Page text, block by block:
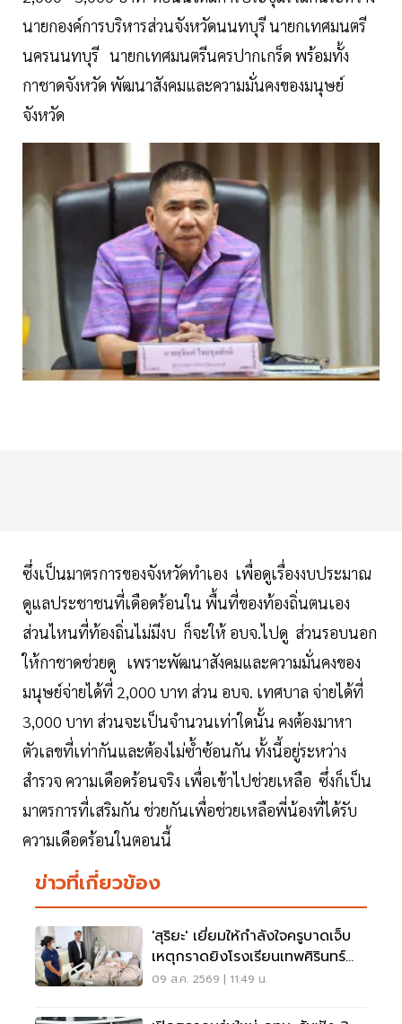
นายกองค์การบริหารส่วนจังหวัดนนทบุรี นายกเทศมนตรี
นครนนทบุรี นายกเทศมนตรีนครปากเกร็ด พร้อมทั้ง
กาชาดจังหวัด พัฒนาสังคมและความมั่นคงของมนุษย์
จังหวัด
ซึ่งเป็นมาตรการของจังหวัดทำเอง เพื่อดูเรื่องงบประมาณ
ดูแลประชาชนที่เดือดร้อนใน พื้นที่ของท้องถิ่นตนเอง
ส่วนไหนที่ท้องถิ่นไม่มีงบ ก็จะให้ อบจ.ไปดู ส่วนรอบนอก
ให้กาชาดช่วยดู เพราะพัฒนาสังคมและความมั่นคงของ
มนุษย์จ่ายได้ที่ 2,000 บาท ส่วน อบจ. เทศบาล จ่ายได้ที่
3,000 บาท ส่วนจะเป็นจำนวนเท่าใดนั้น คงต้องมาหา
ตัวเลขที่เท่ากันและต้องไม่ซ้ำซ้อนกัน ทั้งนี้อยู่ระหว่าง
สำรวจ ความเดือดร้อนจริง เพื่อเข้าไปช่วยเหลือ ซึ่งก็เป็น
มาตรการที่เสริมกัน ช่วยกันเพื่อช่วยเหลือพี่น้องที่ได้รับ
ความเดือดร้อนในตอนนี้
ข่าวที่เกี่ยวข้อง
'สุริยะ' เยี่ยมให้กำลังใจครูบาดเจ็บ
เหตุกราดยิงโรงเรียนเทพศิรินทร์
นนทบุรี
09 ส.ค. 2569 | 11:49 น.